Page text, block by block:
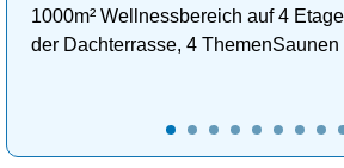
1000m² Wellnessbereich auf 4
der Dachterrasse, 4 ThemenSaunen